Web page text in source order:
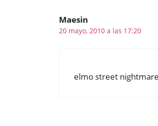
Maesin
20 mayo, 2010 a las 17:20
elmo street